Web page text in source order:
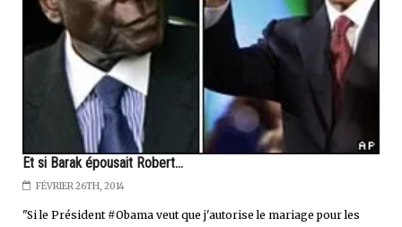
Et si Barak épousait Robert...
FÉVRIER 26TH, 2014
"Si le Président #Obama veut que j'autorise le mariage pour les